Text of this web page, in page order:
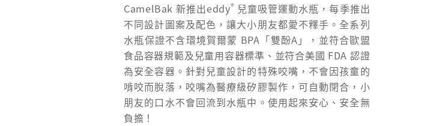
CamelBak 新推出eddy® 兒童吸管運動水瓶，每季推出
不同設計圖案及配色，讓大小朋友都愛不釋手。全系列
水瓶保證不含環境賀爾蒙 BPA「雙酚A」，並符合歐盟
食品容器規範及兒童用容器標準、並符合美國 FDA 認證
為安全容器。針對兒童設計的特殊咬嘴，不會因孩童的
啃咬而脫落，咬嘴為醫療級矽膠製作，可自動閉合，小
朋友的口水不會回流到水瓶中。使用起來安心、安全無
負擔！